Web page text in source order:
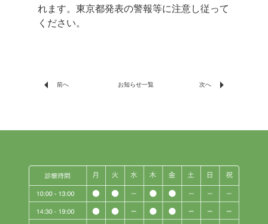
れます。東京都発表の警報等に注意し従って
ください。
arrow_left 前へ お知らせ一覧 次へ arrow_right